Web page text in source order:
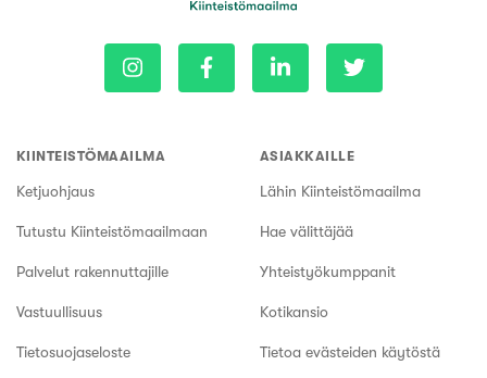
KIINTEISTÖMAAILMA
Ketjuohjaus
Tutustu Kiinteistömaailmaan
Palvelut rakennuttajille
Vastuullisuus
Tietosuojaseloste
ASIAKKAILLE
Lähin Kiinteistömaailma
Hae välittäjää
Yhteistyökumppanit
Kotikansio
Tietoa evästeiden käytöstä